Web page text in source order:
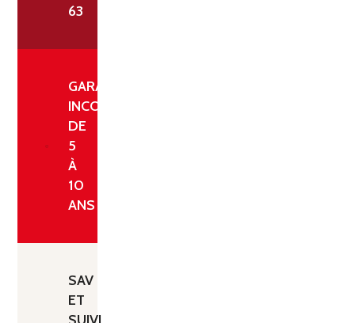
63
GARANTIE
INCONDITIONNELLE
DE
5
À
10
ANS
SAV
ET